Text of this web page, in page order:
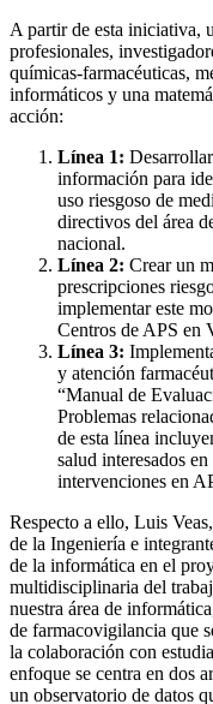
A partir de esta iniciativa,
profesionales,
químicas-farmacéuticas,
informáticos y una
acción:
Línea 1:
información para
uso riesgoso de
directivos del área
nacional.
Línea 2: Crear un
prescripciones
implementar este
Centros de APS en
Línea 3:
y atención
“Manual de
Problemas
de esta línea
salud interesados
intervenciones en
Respecto a ello, Luis
de la Ingeniería e
de la informática en el
multidisciplinaria del
nuestra área de
de farmacovigilancia que
la colaboración con
enfoque se centra en dos
un observatorio de datos